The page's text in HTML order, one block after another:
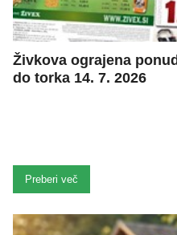
Živkova ograjena
do torka 14. 7. 2026
Preberi več